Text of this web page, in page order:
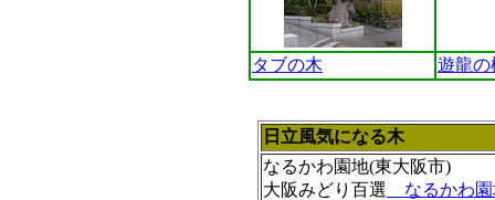
タブの木 遊龍の
日立風気になる木
なるかわ園地(東大阪市)
大阪みどり百選 なるかわ園